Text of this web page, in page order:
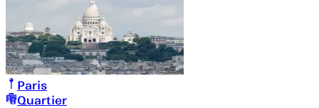
Paris
Quartier